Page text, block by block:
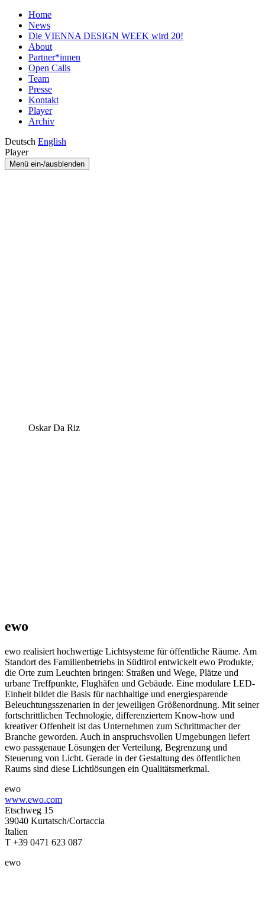
Home
News
Die VIENNA DESIGN WEEK wird 20!
About
Partner*innen
Open Calls
Team
Presse
Kontakt
Player
Archiv
Deutsch English
Player
Menü ein-/ausblenden
Oskar Da Riz
ewo
ewo realisiert hochwertige Lichtsysteme für öffentliche Räume. Am
Standort des Familienbetriebs in Südtirol entwickelt ewo Produkte,
die Orte zum Leuchten bringen: Straßen und Wege, Plätze und
urbane Treffpunkte, Flughäfen und Gebäude. Eine modulare LED-
Einheit bildet die Basis für nachhaltige und energiesparende
Beleuchtungsszenarien in der jeweiligen Größenordnung. Mit seiner
fortschrittlichen Technologie, differenziertem Know-how und
kreativer Offenheit ist das Unternehmen zum Schrittmacher der
Branche geworden. Auch in anspruchsvollen Umgebungen liefert
ewo passgenaue Lösungen der Verteilung, Begrenzung und
Steuerung von Licht. Gerade in der Gestaltung des öffentlichen
Raums sind diese Lichtlösungen ein Qualitätsmerkmal.
ewo
www.ewo.com
Etschweg 15
39040 Kurtatsch/Cortaccia
Italien
T +39 0471 623 087
ewo